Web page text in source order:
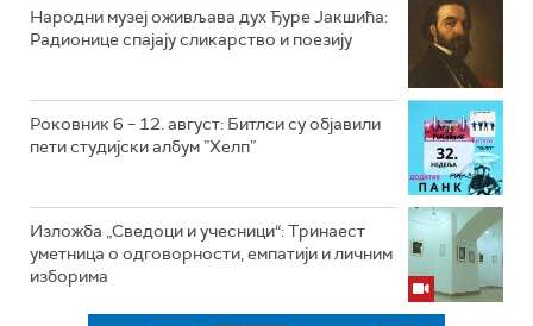
Народни музеј оживљава дух Ђуре Јакшића:
Радионице спајају сликарство и поезију
Роковник 6 – 12. август: Битлси су објавили
пети студијски албум ”Хелп”
Изложба „Сведоци и учесници“: Тринаест
уметница о одговорности, емпатији и личним
изборима